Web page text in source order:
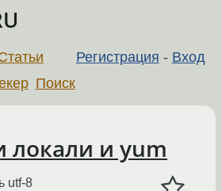
Регистрация - Вход
Поиск
локали и yum
utf-8